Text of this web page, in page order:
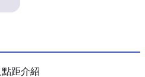
距介紹